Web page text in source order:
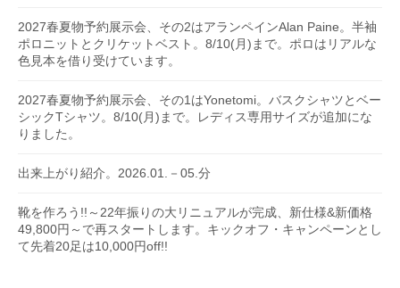
2027春夏物予約展示会、その2はアランペインAlan Paine。半袖
ポロニットとクリケットベスト。8/10(月)まで。ポロはリアルな
色見本を借り受けています。
2027春夏物予約展示会、その1はYonetomi。バスクシャツとベー
シックTシャツ。8/10(月)まで。レディス専用サイズが追加にな
りました。
出来上がり紹介。2026.01.－05.分
靴を作ろう!!～22年振りの大リニュアルが完成、新仕様&新価格
49,800円～で再スタートします。キックオフ・キャンペーンとし
て先着20足は10,000円off!!